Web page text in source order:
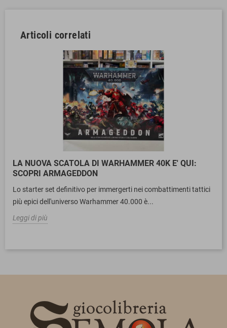
Articoli correlati
LA NUOVA SCATOLA DI WARHAMMER 40K E' QUI:
SCOPRI ARMAGEDDON
Lo starter set definitivo per immergerti nei combattimenti tattici
più epici dell'universo Warhammer 40.000 è...
Leggi di più